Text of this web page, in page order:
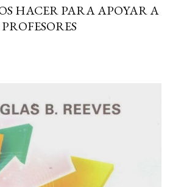
HACER PARA APOYAR A